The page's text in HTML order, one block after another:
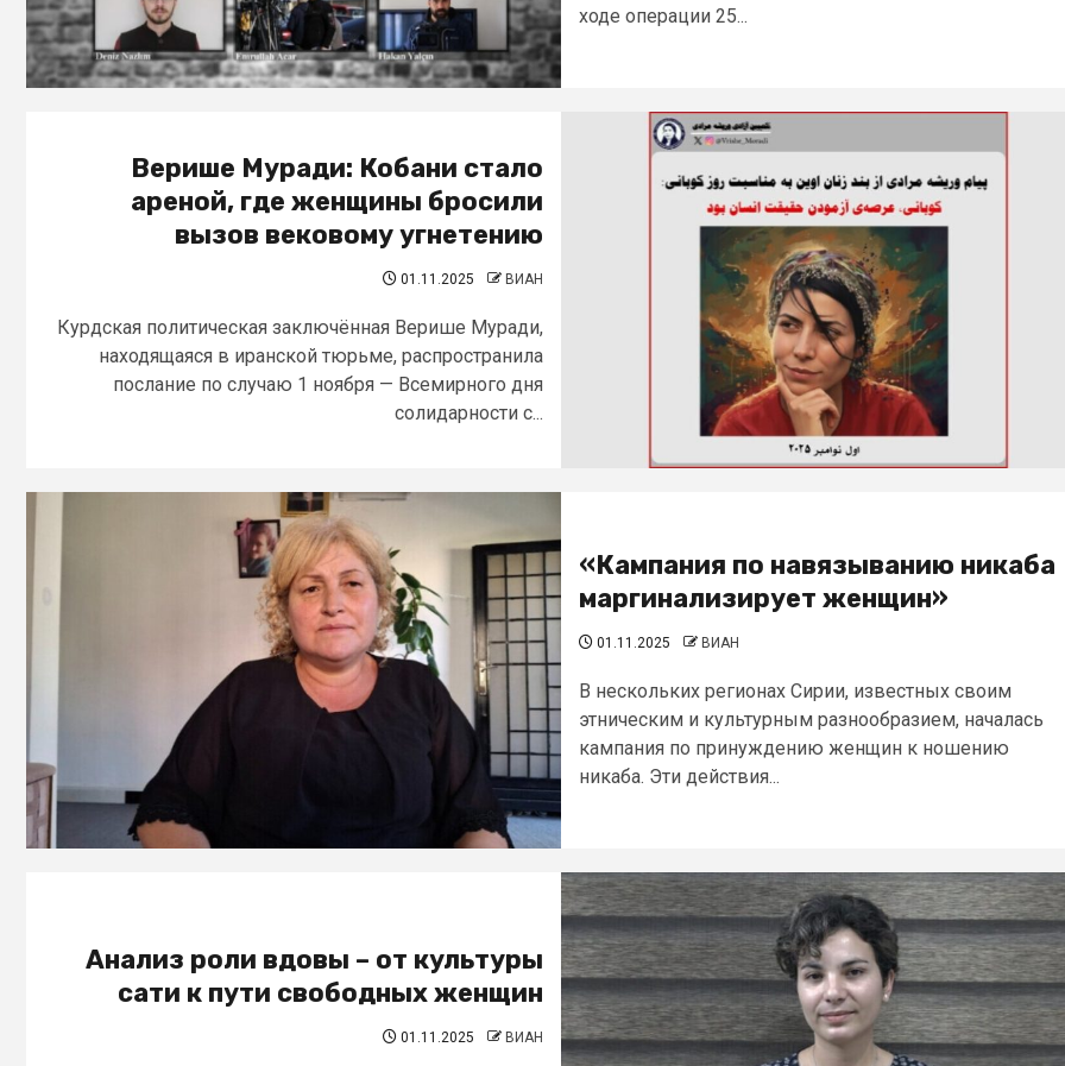
ходе операции 25...
Верише Муради: Кобани стало
ареной, где женщины бросили
вызов вековому угнетению
01.11.2025 ВИАН
Курдская политическая заключённая Верише Муради,
находящаяся в иранской тюрьме, распространила
послание по случаю 1 ноября — Всемирного дня
солидарности с...
«Кампания по навязыванию никаба
маргинализирует женщин»
01.11.2025 ВИАН
В нескольких регионах Сирии, известных своим
этническим и культурным разнообразием, началась
кампания по принуждению женщин к ношению
никаба. Эти действия...
Анализ роли вдовы – от культуры
сати к пути свободных женщин
01.11.2025 ВИАН